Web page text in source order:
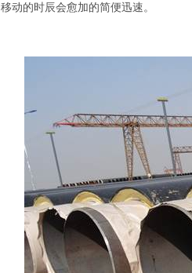
移动的时辰会愈加的简便迅速。